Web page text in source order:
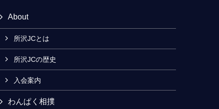
About
所沢JCとは
所沢JCの歴史
入会案内
わんぱく相撲